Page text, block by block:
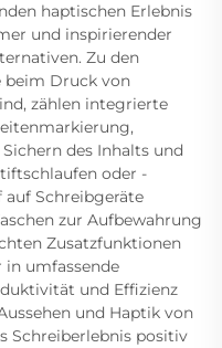
haptischen Erlebnis
und inspirierender
Zu den
beim Druck von
zählen integrierte
des Inhalts und
oder -
Schreibgeräte
zur Aufbewahrung
Zusatzfunktionen
in umfassende
und Effizienz
und Haptik von
Schreiberlebnis positiv